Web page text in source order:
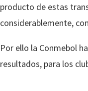
producto de estas
considerablemente,
Por ello la Conmebol
resultados, para los